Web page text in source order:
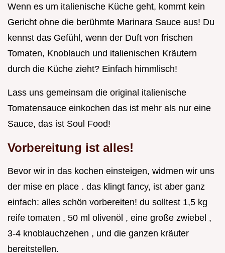
Wenn es um italienische Küche geht, kommt kein
Gericht ohne die berühmte Marinara Sauce aus! Du
kennst das Gefühl, wenn der Duft von frischen
Tomaten, Knoblauch und italienischen Kräutern
durch die Küche zieht? Einfach himmlisch!
Lass uns gemeinsam die original italienische
Tomatensauce einkochen das ist mehr als nur eine
Sauce, das ist Soul Food!
Vorbereitung ist alles!
Bevor wir in das kochen einsteigen, widmen wir uns
der mise en place . das klingt fancy, ist aber ganz
einfach: alles schön vorbereiten! du solltest 1,5 kg
reife tomaten , 50 ml olivenöl , eine große zwiebel ,
3-4 knoblauchzehen , und die ganzen kräuter
bereitstellen.